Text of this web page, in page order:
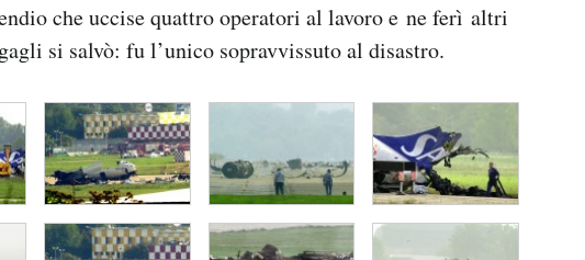
che uccise quattro operatori al lavoro e ne ferì altri
si salvò: fu l’unico sopravvissuto al disastro.